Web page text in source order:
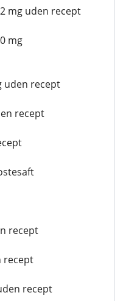
mg uden recept
mg
uden recept
recept
recept
recept
recept